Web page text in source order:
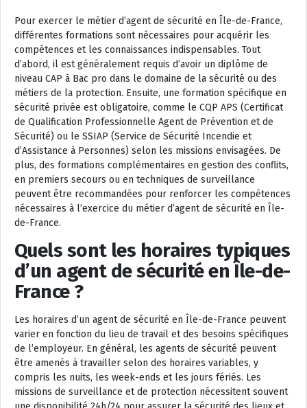
Pour exercer le métier d’agent de sécurité en Île-de-France,
différentes formations sont nécessaires pour acquérir les
compétences et les connaissances indispensables. Tout
d’abord, il est généralement requis d’avoir un diplôme de
niveau CAP à Bac pro dans le domaine de la sécurité ou des
métiers de la protection. Ensuite, une formation spécifique en
sécurité privée est obligatoire, comme le CQP APS (Certificat
de Qualification Professionnelle Agent de Prévention et de
Sécurité) ou le SSIAP (Service de Sécurité Incendie et
d’Assistance à Personnes) selon les missions envisagées. De
plus, des formations complémentaires en gestion des conflits,
en premiers secours ou en techniques de surveillance
peuvent être recommandées pour renforcer les compétences
nécessaires à l’exercice du métier d’agent de sécurité en Île-
de-France.
Quels sont les horaires typiques
d’un agent de sécurité en Île-de-
France ?
Les horaires d’un agent de sécurité en Île-de-France peuvent
varier en fonction du lieu de travail et des besoins spécifiques
de l’employeur. En général, les agents de sécurité peuvent
être amenés à travailler selon des horaires variables, y
compris les nuits, les week-ends et les jours fériés. Les
missions de surveillance et de protection nécessitent souvent